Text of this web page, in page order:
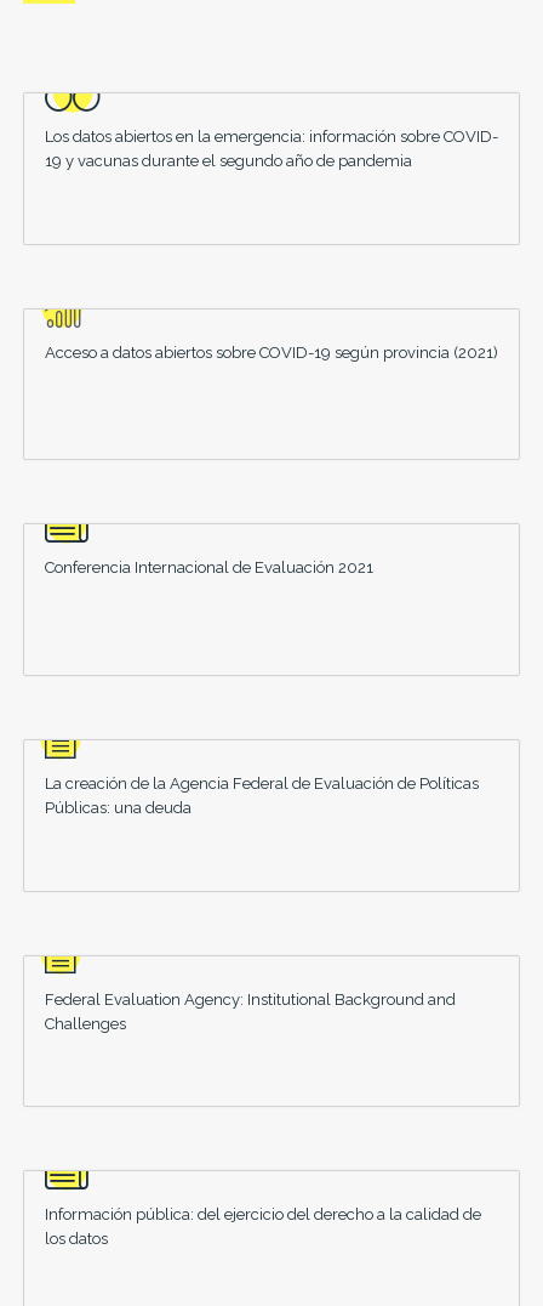
Los datos abiertos en la emergencia: información sobre COVID-
19 y vacunas durante el segundo año de pandemia
Acceso a datos abiertos sobre COVID-19 según provincia (2021)
Conferencia Internacional de Evaluación 2021
La creación de la Agencia Federal de Evaluación de Políticas
Públicas: una deuda
Federal Evaluation Agency: Institutional Background and
Challenges
Información pública: del ejercicio del derecho a la calidad de
los datos